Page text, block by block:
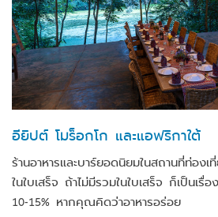
อียิปต์ โมร็อกโก และแอฟริกาใต้
ร้านอาหารและบาร์ยอดนิยมในสถานที่ท่องเ
ในใบเสร็จ ถ้าไม่มีรวมในใบเสร็จ ก็เป็นเรื่
10-15% หากคุณคิดว่าอาหารอร่อย